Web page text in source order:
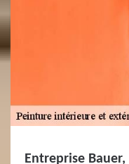
Entreprise